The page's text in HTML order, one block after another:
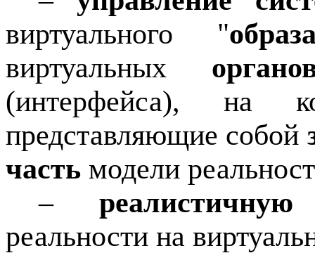
виртуального "
виртуальных
(интерфейса), на
представляющие собой
часть модели
–
реальности на